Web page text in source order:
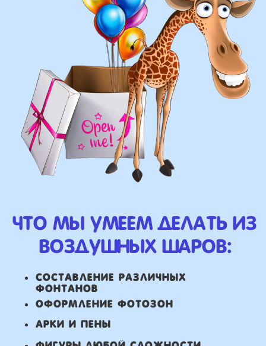
Присылайте картинку, и мы с
удовольствием соберем
похожую композицию!
ВЫСЛАТЬ ФОТО
у вас есть фото шаров,
и вы хотите так же?
НАШИ ГЛАВНЫЕ
ПРЕИМУЩЕСТВА